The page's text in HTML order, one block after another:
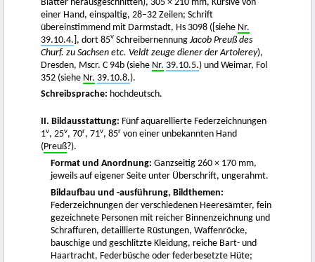
Blätter herausgeschnitten), 305 × 210 mm, Kursive von
einer Hand, einspaltig, 28–32 Zeilen; Schrift
übereinstimmend mit Darmstadt, Hs 3098 ([siehe Nr.
39.10.4. ], dort 85v Schreibernennung Jacob Preuß des
Churf. zu Sachsen etc. Veldt zeuge diener der Artolerey),
Dresden, Mscr. C 94b (siehe Nr. 39.10.5.) und Weimar, Fol
352 (siehe Nr. 39.10.8.).
Schreibsprache: hochdeutsch.
II. Bildausstattung: Fünf aquarellierte Federzeichnungen
1v, 25v, 70r, 71v, 85r von einer unbekannten Hand
(Preuß?).
Format und Anordnung: Ganzseitig 260 × 170 mm,
jeweils auf eigener Seite unter Überschrift, ungerahmt.
Bildaufbau und -ausführung, Bildthemen:
Federzeichnungen der verschiedenen Heeresämter, fein
gezeichnete Personen mit reicher Binnenzeichnung und
Schraffuren, detaillierte Rüstungen, Waffenröcke,
bauschige und geschlitzte Kleidung, reiche Bart- und
Haartracht, Federbüsche oder federbesetzte Hüte;